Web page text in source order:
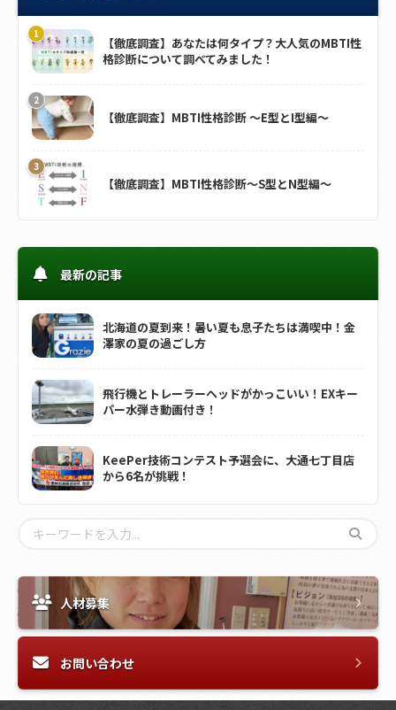
【徹底調査】あなたは何タイプ？大人気のMBTI性
格診断について調べてみました！
【徹底調査】MBTI性格診断 ～E型とI型編～
【徹底調査】MBTI性格診断～S型とN型編～
最新の記事
北海道の夏到来！暑い夏も息子たちは満喫中！金
澤家の夏の過ごし方
飛行機とトレーラーヘッドがかっこいい！EXキー
パー水弾き動画付き！
KeePer技術コンテスト予選会に、大通七丁目店
から6名が挑戦！
人材募集
お問い合わせ